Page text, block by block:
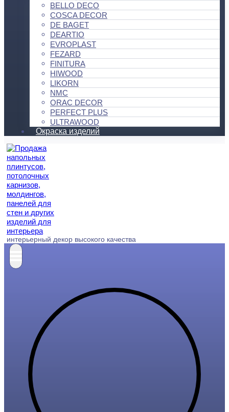
BELLO DECO
COSCA DECOR
DE BAGET
DEARTIO
EVROPLAST
FEZARD
FINITURA
HIWOOD
LIKORN
NMC
ORAC DECOR
PERFECT PLUS
ULTRAWOOD
Окраска изделий
интерьерный декор высокого качества